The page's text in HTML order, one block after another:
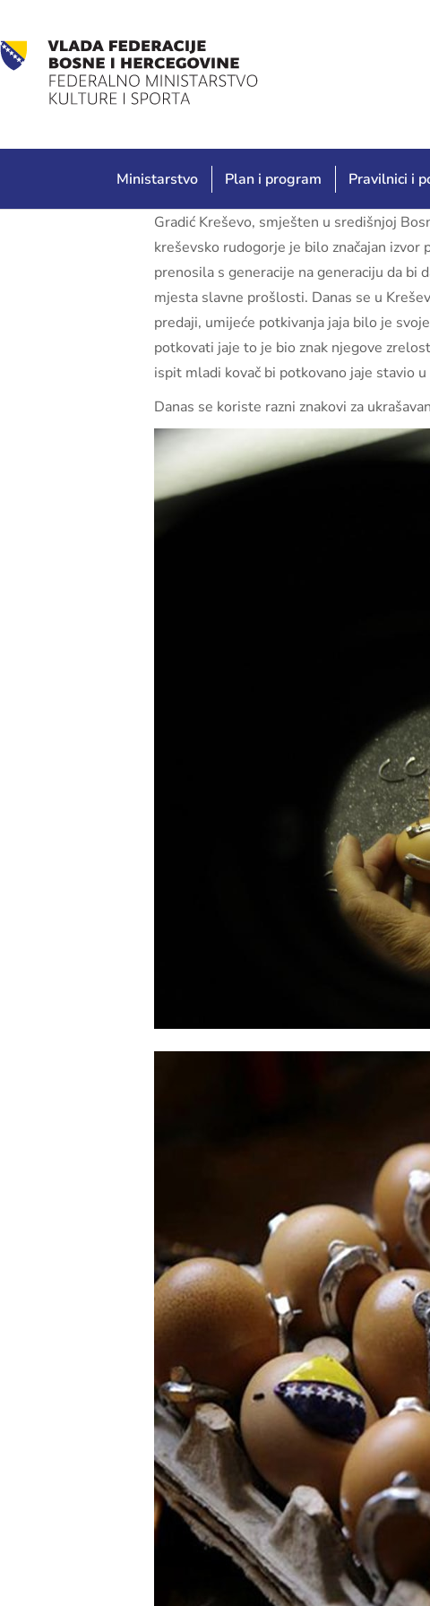
Ministarstvo Plan i program Pravilnici i
Gradić Kreševo, smješten u središnjoj
kreševsko rudogorje je bilo značajan izvor
prenosila s generacije na generaciju da
mjesta slavne prošlosti. Danas se u
predaji, umijeće potkivanja jaja bilo je
potkovati jaje to je bio znak njegove
ispit mladi kovač bi potkovano jaje stavio
Danas se koriste razni znakovi za